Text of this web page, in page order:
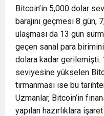
Bitcoin’in 5,000 dolar
barajını geçmesi 8
ulaşması da 13 gün
geçen sanal para
dolara kadar gerilemişti.
seviyesine yükselen
tırmanması ise bu
Uzmanlar, Bitcoin’in
yapılan hazırlıklara